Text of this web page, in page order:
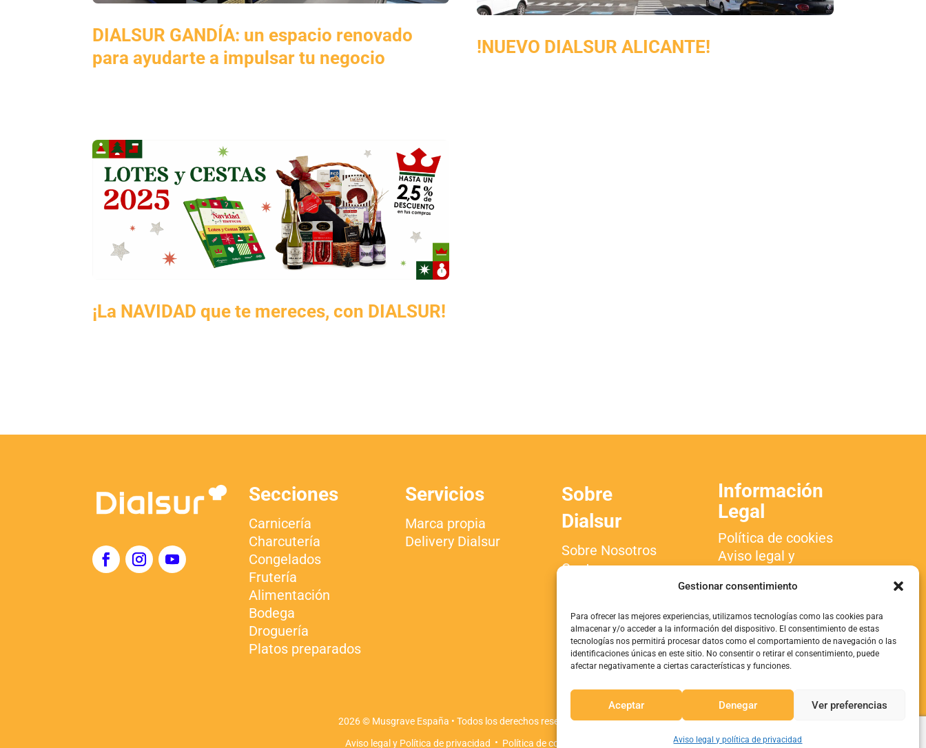
Gestionar consentimiento
Para ofrecer las mejores experiencias, utilizamos tecnologías como las cookies para
almacenar y/o acceder a la información del dispositivo. El consentimiento de estas
tecnologías nos permitirá procesar datos como el comportamiento de navegación o las
identificaciones únicas en este sitio. No consentir o retirar el consentimiento, puede
afectar negativamente a ciertas características y funciones.
Aceptar Denegar Ver preferencias
Aviso legal y política de privacidad
DIALSUR GANDÍA: un espacio renovado
para ayudarte a impulsar tu negocio
!NUEVO DIALSUR ALICANTE!
¡La NAVIDAD que te mereces, con DIALSUR!
Secciones
Carnicería
Charcutería
Congelados
Frutería
Alimentación
Bodega
Droguería
Platos preparados
Servicios
Marca propia
Delivery Dialsur
Sobre
Dialsur
Sobre Nosotros
Centros
Contacto
Blog
Información
Legal
Política de cookies
Aviso legal y
privacidad
2026 © Musgrave España • Todos los derechos reservados
Aviso legal y Política de privacidad · Política de cookies